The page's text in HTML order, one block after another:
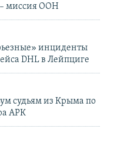
– миссия ООН
инциденты
DHL в Лейпциге
судьям из Крыма по
АРК